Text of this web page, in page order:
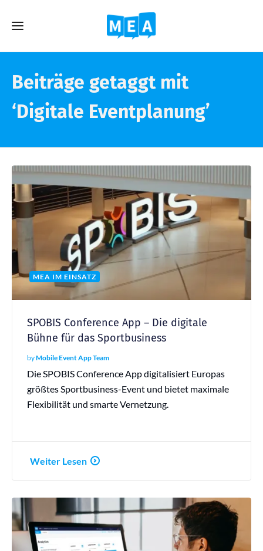
Beiträge getaggt mit
‘Digitale Eventplanung’
MEA IM EINSATZ
SPOBIS Conference App – Die digitale
Bühne für das Sportbusiness
byMobile Event App Team
Die SPOBIS Conference App digitalisiert Europas
größtes Sportbusiness-Event und bietet maximale
Flexibilität und smarte Vernetzung.
Weiter Lesen